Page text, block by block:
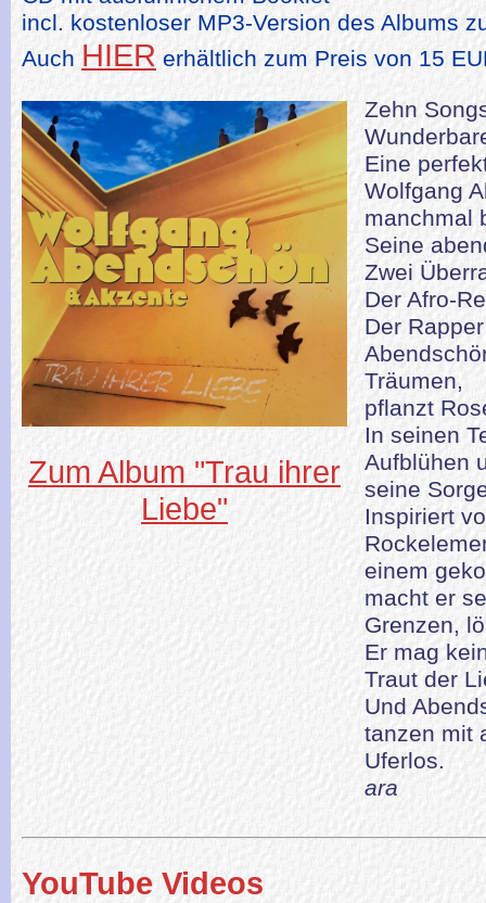
incl. kostenloser MP3-Version des Albums
Auch HIER erhältlich zum Preis von 15
Zum Album "Trau ihrer
Liebe"
Zehn
Eine
Wolfgang
manchmal
Seine
Zwei
Der Afro-
Der
Träumen,
pflanzt
In seinen
Aufblühen
seine
Inspiriert
einem
macht er
Grenzen,
Er mag
Traut der
Und
tanzen mit
Uferlos.
ara
YouTube Videos